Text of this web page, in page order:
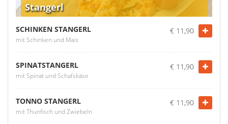
Stangerl
SCHINKEN STANGERL
mit Schinken und Mais
€ 11,90
SPINATSTANGERL
mit Spinat und Schafskäse
€ 11,90
TONNO STANGERL
mit Thunfisch und Zwiebeln
€ 11,90